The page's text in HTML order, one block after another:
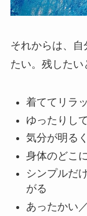
それからは、自
たい。残したい
着ててリラ
ゆったりし
気分が明る
身体のどこ
シンプルだ
がる
あったかい